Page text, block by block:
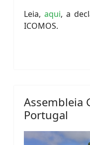
Leia,aqui, a
ICOMOS.
Assembleia
Portugal